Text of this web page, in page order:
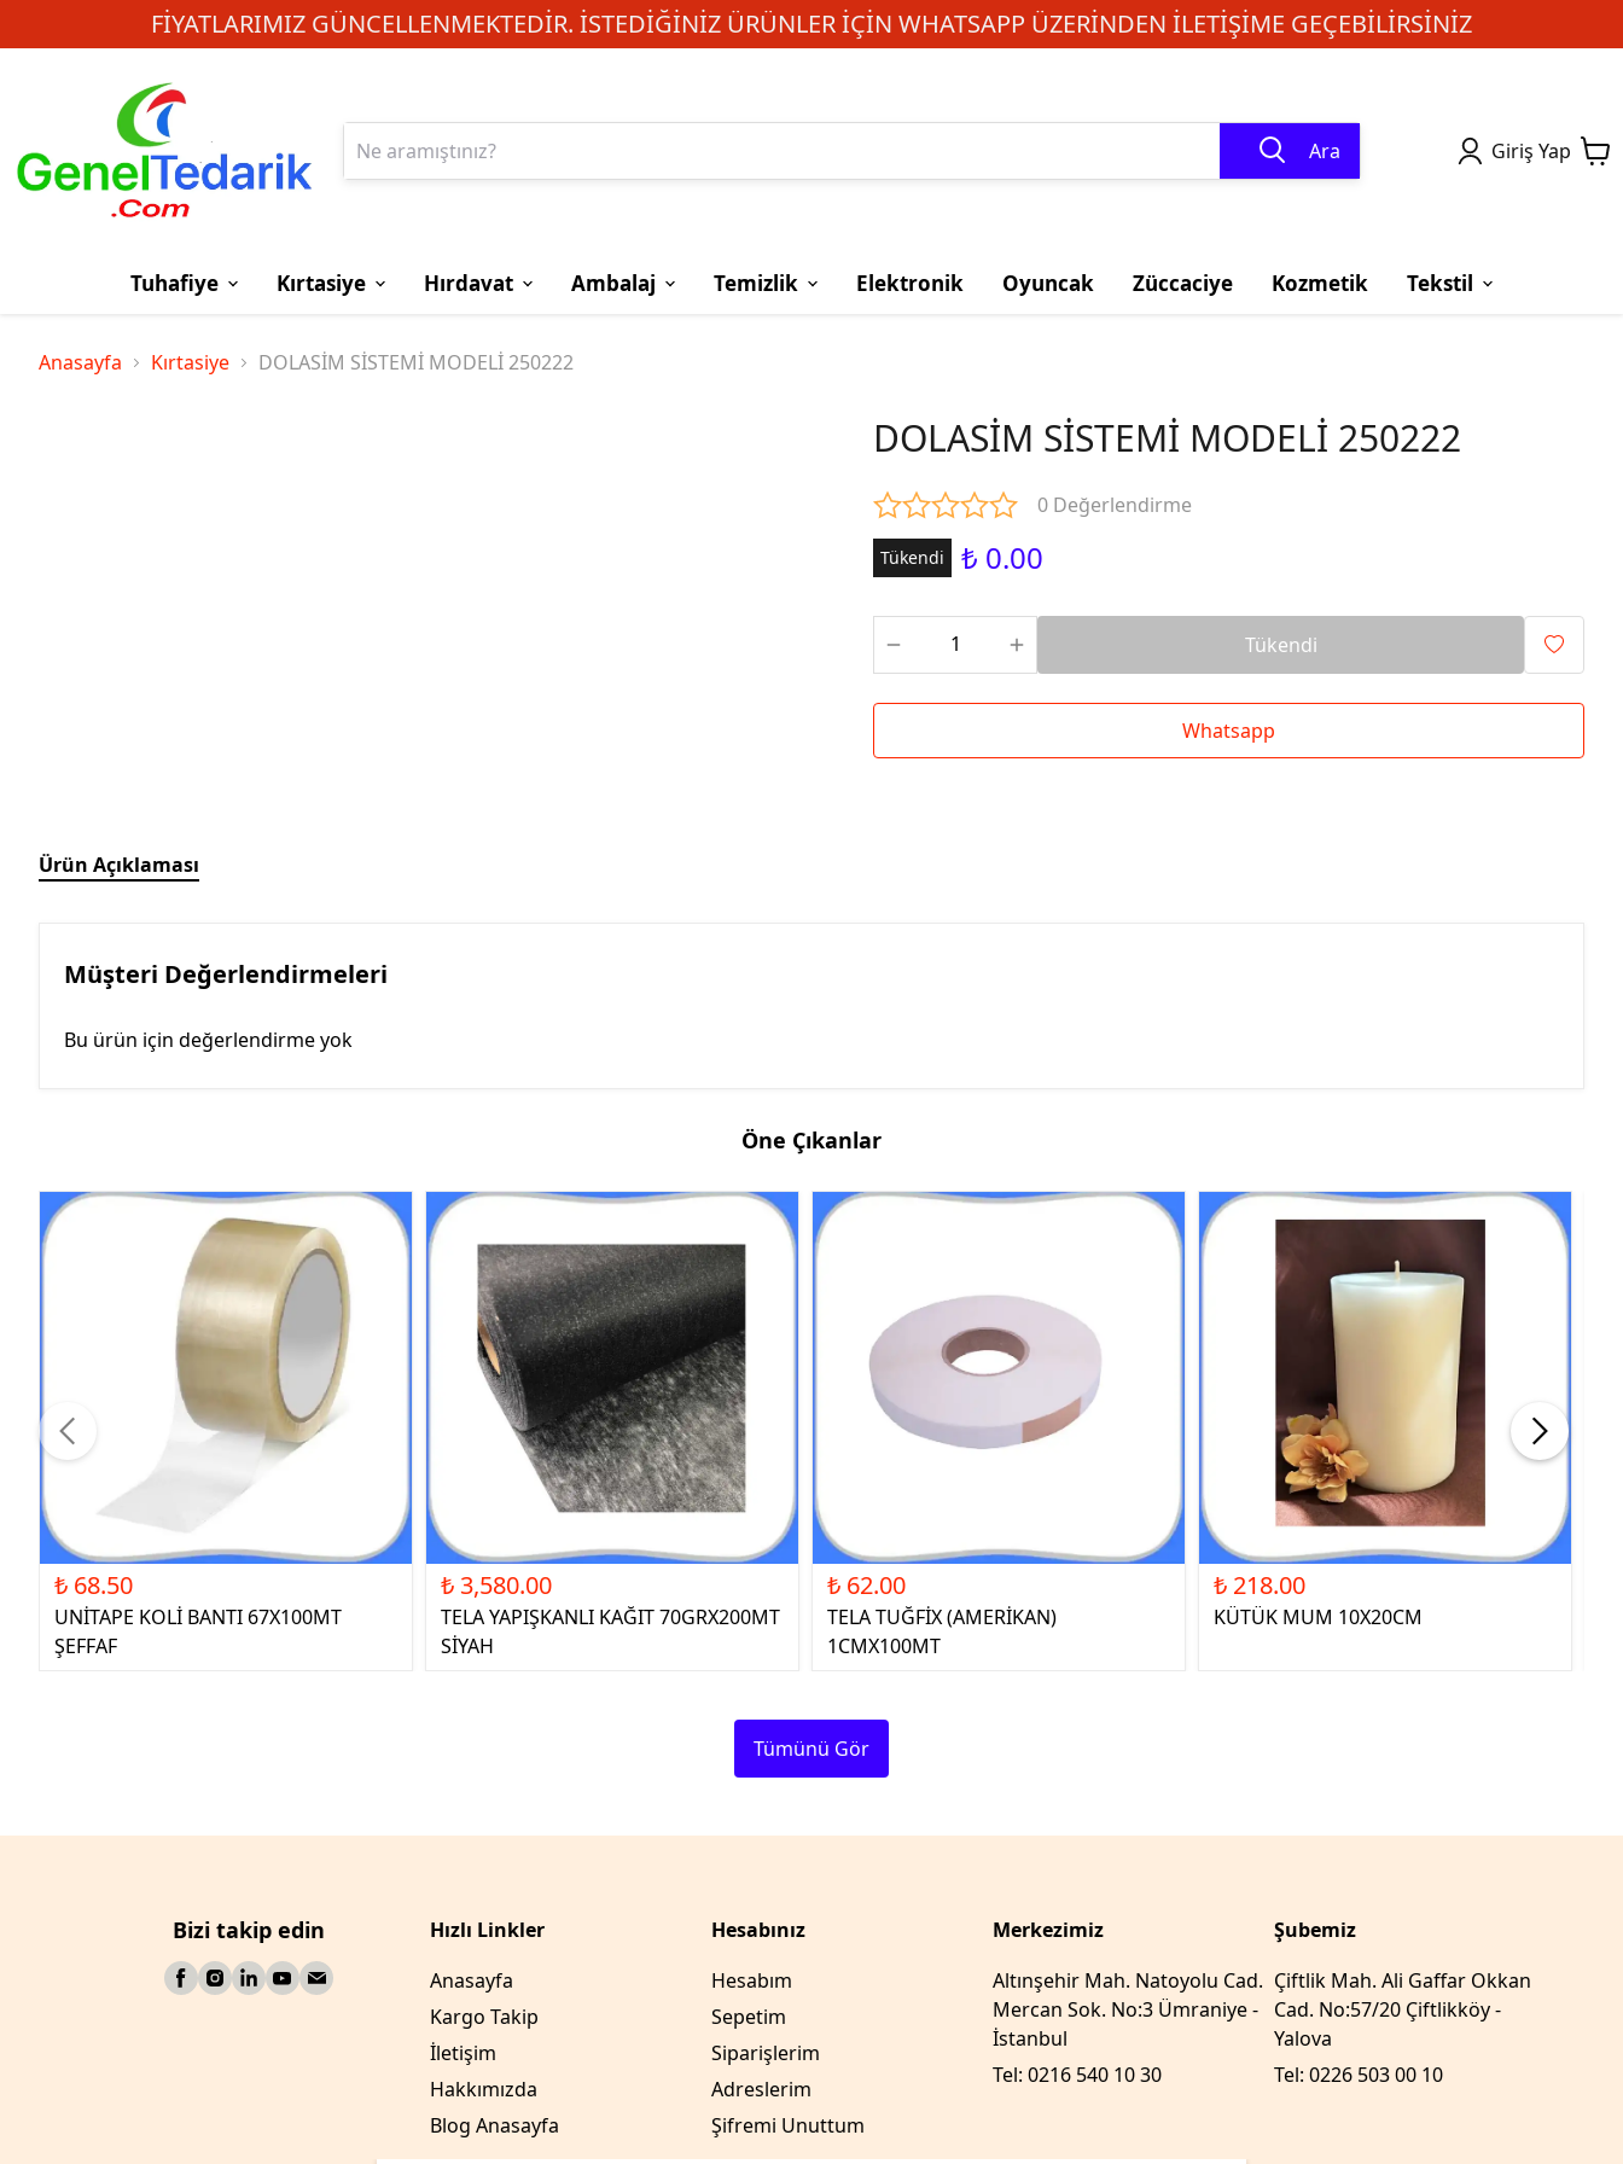
FIYATLARIMIZ GÜNCELLENMEKTEDIR. İSTEDIĞINIZ ÜRÜNLER IÇIN WHATSAPP ÜZERINDEN ILETIŞIME GEÇEBILIRSINIZ
Ara Giriş Yap
Tuhafiye Kırtasiye Hırdavat Ambalaj Temizlik Elektronik Oyuncak Züccaciye Kozmetik Tekstil
Anasayfa Kırtasiye DOLASİM SİSTEMİ MODELİ 250222
DOLASİM SİSTEMİ MODELİ 250222
0 Değerlendirme
Tükendi ₺ 0.00
Tükendi
Whatsapp
Ürün Açıklaması
Müşteri Değerlendirmeleri
Bu ürün için değerlendirme yok
Öne Çıkanlar
₺ 68.50
UNİTAPE KOLİ BANTI 67X100MT
ŞEFFAF
₺ 3,580.00
TELA YAPIŞKANLI KAĞIT 70GRX200MT
SİYAH
₺ 62.00
TELA TUĞFİX (AMERİKAN)
1CMX100MT
₺ 218.00
KÜTÜK MUM 10X20CM
Tümünü Gör
Bizi takip edin
Hızlı Linkler
Anasayfa
Kargo Takip
İletişim
Hakkımızda
Blog Anasayfa
Hesabınız
Hesabım
Sepetim
Siparişlerim
Adreslerim
Şifremi Unuttum
Merkezimiz
Altınşehir Mah. Natoyolu Cad.
Mercan Sok. No:3 Ümraniye -
İstanbul
Tel: 0216 540 10 30
Şubemiz
Çiftlik Mah. Ali Gaffar Okkan
Cad. No:57/20 Çiftlikköy -
Yalova
Tel: 0226 503 00 10